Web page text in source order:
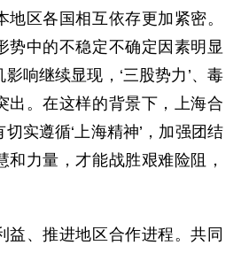
区各国相互依存更加紧密。
势中的不稳定不确定因素明显
响继续显现，‘三股势力’、毒
出。在这样的背景下，上海合
实遵循‘上海精神’，加强团结
和力量，才能战胜艰难险阻，
、推进地区合作进程。共同